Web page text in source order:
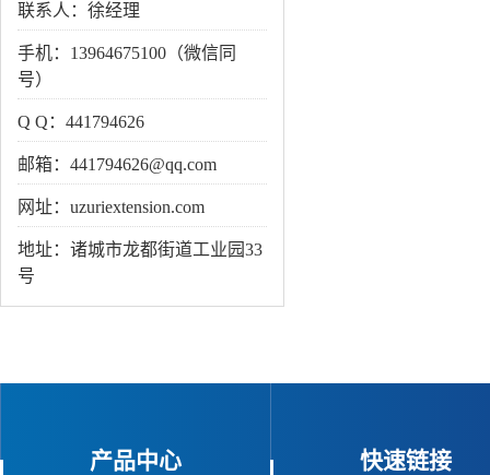
联系人：徐经理
手机：13964675100（微信同
号）
Q Q：441794626
邮箱：441794626@qq.com
网址：uzuriextension.com
地址：诸城市龙都街道工业园33
号
产品中心 快速链接